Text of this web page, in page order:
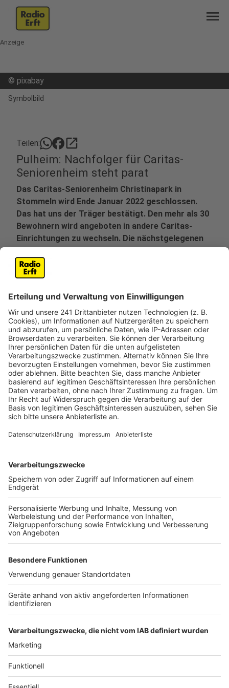
menu
Anzeige
© pixabay
Symbolbild
Teilen: open_in_new
Pulheim: Nachfolger für Caritas-
Seniorenheim steht parat
Das Caritas-Seniorenheim Christinapark in
Stommeln wird Ende Januar 2022 geschlossen.
Das hat uns der Träger bestätigt. Den mehr als 30
Bewohnern wird angeboten in andere Caritas-
Einrichtungen zu wechseln. Die nächstgelegenen
wären in Pulheim und in Brauweiler. Auch die 39
Mitarbeiter bekommen innerbetriebliche
Angebote.
Veröffentlicht:Donnerstag, 01.07.2021 06:25
Anzeige
Grund für das Aus der Einrichtung ist laut Caritas, dass
man mit dem Eigentümer der Immobilie keine Einigung
über Modernisierungen und bauliche Verbesserungen
erzielen konnte. Für die Bewohner sei es bitter, aber es
gebe keine andere Lösung. Der Zustand des Gebäudes
sei den Bewohnern nicht mehr zumutbar, schön ist was
anderes, so die Caritas.Man würde auch gerne ein
Der Besitzer der Immobilie zeichnet ein anderes Bild:
er habe bereits Bauarbeiten geplant und teils
worden. Für ihn ist das Tischtuch mit der Caritas
zerschnitten. Er hat nach eigener Aussage bereits
einen Nachfolger für die Immobilie. Es soll ein
werden und müssten nicht umziehen, so der Plan. Auch
der Umbau soll kommen: möglich wäre zum Beispiel
des Ausbau des Dachgeschosses. Hier könnten
Wohnungen mit Plätzen für die Intensivbetreuung
entstehen. Etwa für Paare, bei denen ein Mensch
pflegebedürftig ist.
Anzeige